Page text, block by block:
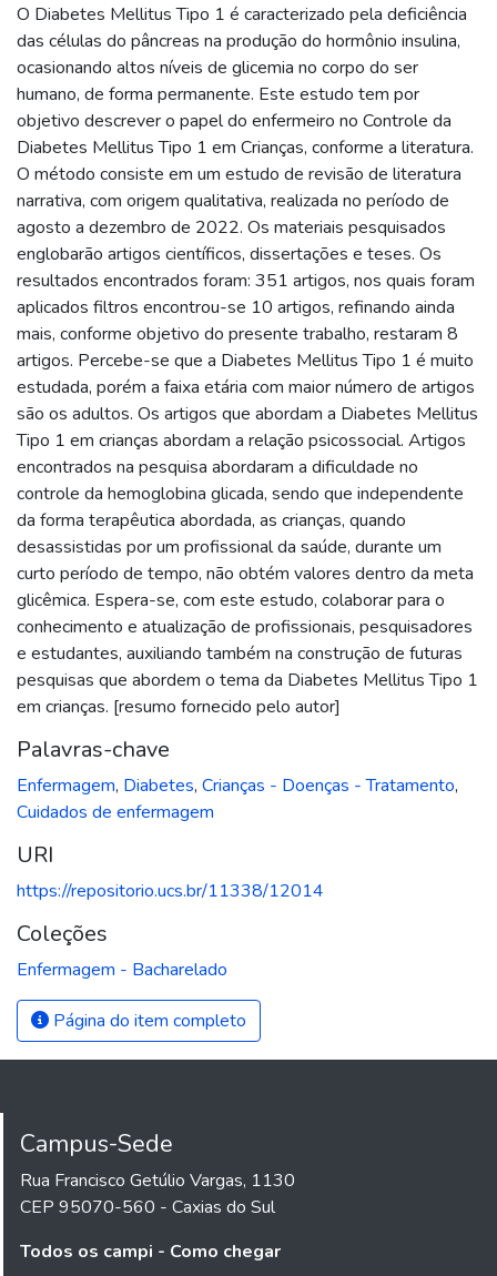
O Diabetes Mellitus Tipo 1 é caracterizado pela deficiência
das células do pâncreas na produção do hormônio insulina,
ocasionando altos níveis de glicemia no corpo do ser
humano, de forma permanente. Este estudo tem por
objetivo descrever o papel do enfermeiro no Controle da
Diabetes Mellitus Tipo 1 em Crianças, conforme a literatura.
O método consiste em um estudo de revisão de literatura
narrativa, com origem qualitativa, realizada no período de
agosto a dezembro de 2022. Os materiais pesquisados
englobarão artigos científicos, dissertações e teses. Os
resultados encontrados foram: 351 artigos, nos quais foram
aplicados filtros encontrou-se 10 artigos, refinando ainda
mais, conforme objetivo do presente trabalho, restaram 8
artigos. Percebe-se que a Diabetes Mellitus Tipo 1 é muito
estudada, porém a faixa etária com maior número de artigos
são os adultos. Os artigos que abordam a Diabetes Mellitus
Tipo 1 em crianças abordam a relação psicossocial. Artigos
encontrados na pesquisa abordaram a dificuldade no
controle da hemoglobina glicada, sendo que independente
da forma terapêutica abordada, as crianças, quando
desassistidas por um profissional da saúde, durante um
curto período de tempo, não obtém valores dentro da meta
glicêmica. Espera-se, com este estudo, colaborar para o
conhecimento e atualização de profissionais, pesquisadores
e estudantes, auxiliando também na construção de futuras
pesquisas que abordem o tema da Diabetes Mellitus Tipo 1
em crianças. [resumo fornecido pelo autor]
Palavras-chave
Enfermagem, Diabetes, Crianças - Doenças - Tratamento,
Cuidados de enfermagem
URI
https://repositorio.ucs.br/11338/12014
Coleções
Enfermagem - Bacharelado
Página do item completo
Campus-Sede
Rua Francisco Getúlio Vargas, 1130
CEP 95070-560 - Caxias do Sul
Todos os campi - Como chegar